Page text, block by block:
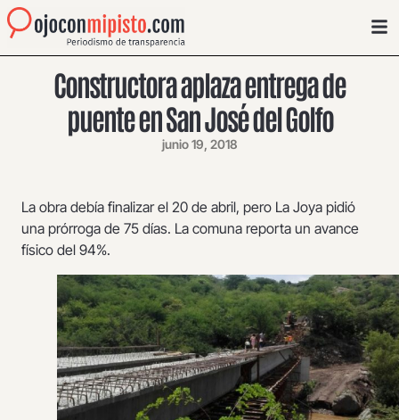
Constructora aplaza entrega de
puente en San José del Golfo
junio 19, 2018
La obra debía finalizar el 20 de abril, pero La Joya pidió
una prórroga de 75 días. La comuna reporta un avance
físico del 94%.